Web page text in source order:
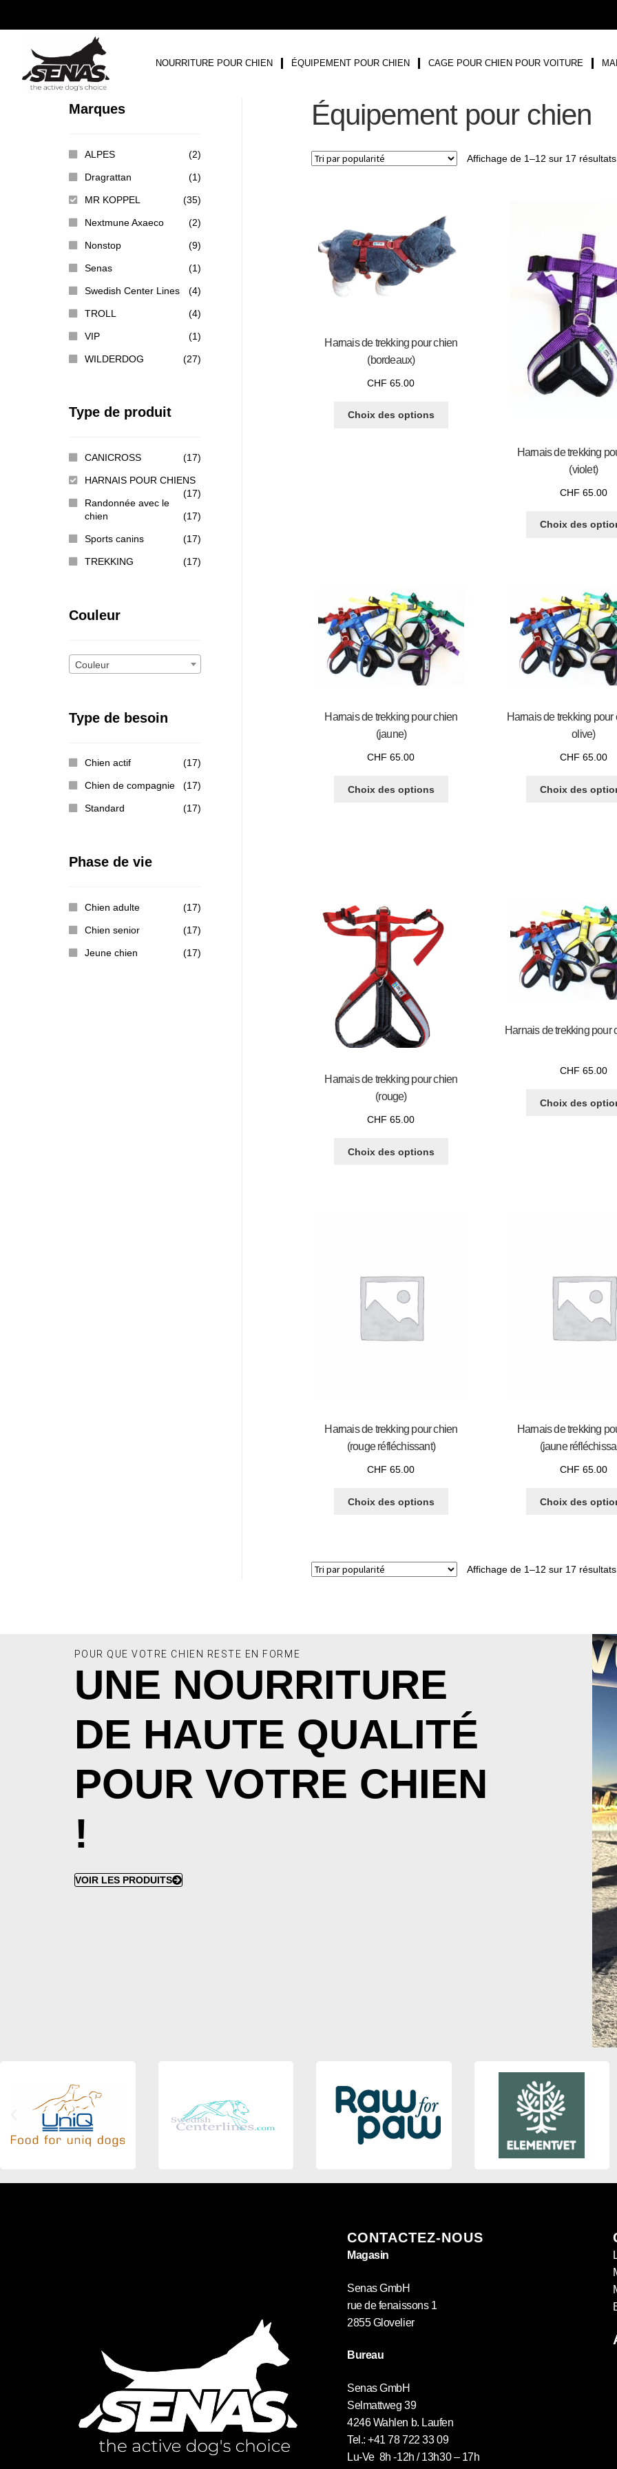
NOURRITURE POUR CHIEN ÉQUIPEMENT POUR CHIEN CAGE POUR CHIEN POUR VOITURE
Équipement pour chien
Affichage de 1–12 sur 17 résultats
Harnais de trekking pour chien
(bordeaux)
CHF 65.00
Choix des options
Harnais de trekking
(violet)
CHF 65.00
Choix des
Harnais de trekking pour chien
(jaune)
CHF 65.00
Choix des options
Harnais de trekking pour
olive)
CHF 65.00
Choix des
Harnais de trekking pour chien
(rouge)
CHF 65.00
Choix des options
Harnais de trekking pour
CHF 65.00
Choix des
Harnais de trekking pour chien
(rouge réfléchissant)
CHF 65.00
Choix des options
Harnais de trekking
(jaune
CHF 65.00
Choix des
Affichage de 1–12 sur 17 résultats
Marques
ALPES (2)
Dragrattan (1)
MR KOPPEL (35)
Nextmune Axaeco (2)
Nonstop (9)
Senas (1)
Swedish Center Lines (4)
TROLL (4)
VIP (1)
WILDERDOG (27)
Type de produit
CANICROSS (17)
HARNAIS POUR CHIENS
(17)
Randonnée avec le
chien
(17)
Sports canins (17)
TREKKING (17)
Couleur
Couleur
Type de besoin
Chien actif (17)
Chien de compagnie (17)
Standard (17)
Phase de vie
Chien adulte (17)
Chien senior (17)
Jeune chien (17)
POUR QUE VOTRE CHIEN RESTE EN FORME
UNE NOURRITURE
DE HAUTE QUALITÉ
POUR VOTRE CHIEN
!
VOIR LES PRODUITS
CONTACTEZ-NOUS
Magasin
Senas GmbH
rue de fenaissons 1
2855 Glovelier
Bureau
Senas GmbH
Selmattweg 39
4246 Wahlen b. Laufen
Tel.: +41 78 722 33 09
Lu-Ve 8h -12h / 13h30 – 17h